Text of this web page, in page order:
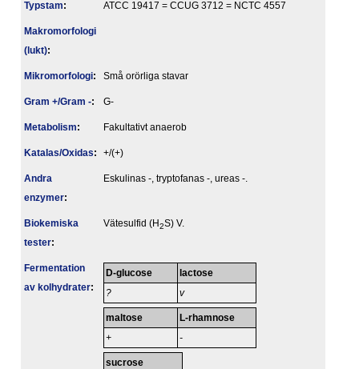
Typstam: ATCC 19417 = CCUG 3712 = NCTC 4557
Makromorfologi
(lukt):
Mikromorfologi: Små orörliga stavar
Gram +/Gram -: G-
Metabolism: Fakultativt anaerob
Katalas/Oxidas: +/(+)
Andra
enzymer:
Eskulinas -, tryptofanas -, ureas -.
Biokemiska
tester:
Vätesulfid (H2S) V.
Fermentation
av kolhydrater:
D-glucose
?
lactose
v
maltose
+
L-rhamnose
-
sucrose